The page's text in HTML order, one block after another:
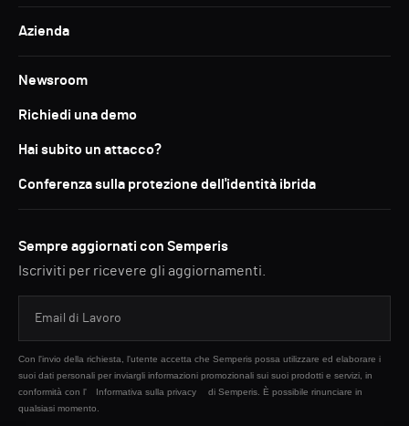
Azienda
Newsroom
Richiedi una demo
Hai subito un attacco?
Conferenza sulla protezione dell'identità ibrida
Sempre aggiornati con Semperis
Iscriviti per ricevere gli aggiornamenti.
Con l'invio della richiesta, l'utente accetta che Semperis possa utilizzare ed elaborare i
suoi dati personali per inviargli informazioni promozionali sui suoi prodotti e servizi, in
conformità con l'
Informativa sulla privacy
di Semperis. È possibile rinunciare in
qualsiasi momento.